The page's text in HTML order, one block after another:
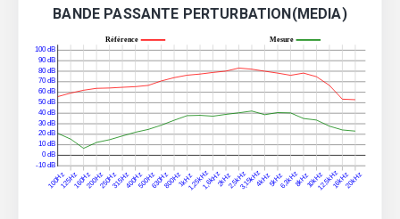
BANDE PASSANTE PERTURBATION(MEDIA)